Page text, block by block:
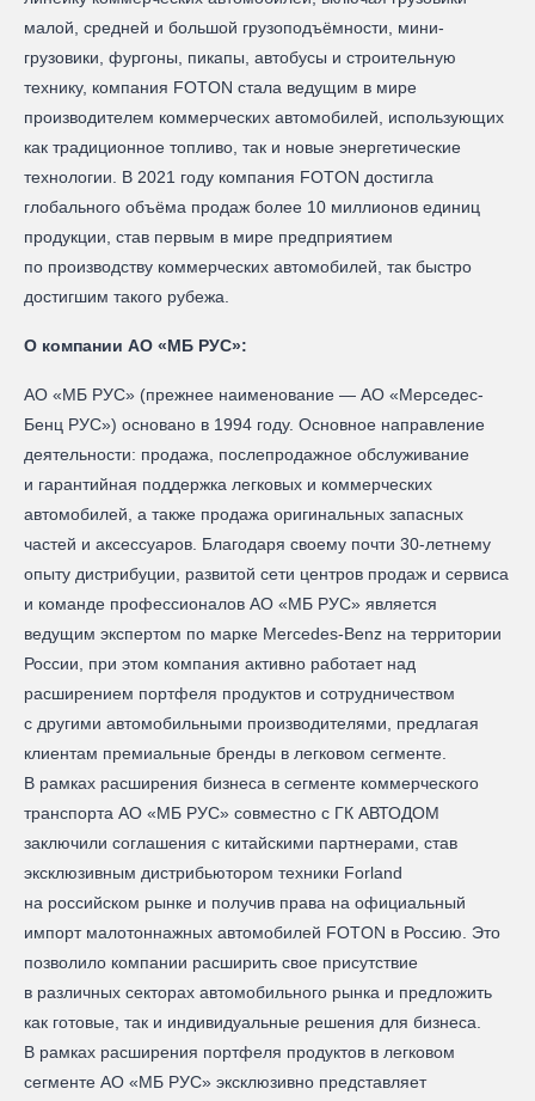
малой, средней и большой грузоподъёмности, мини-
грузовики, фургоны, пикапы, автобусы и строительную
технику, компания FOTON стала ведущим в мире
производителем коммерческих автомобилей, использующих
как традиционное топливо, так и новые энергетические
технологии. В 2021 году компания FOTON достигла
глобального объёма продаж более 10 миллионов единиц
продукции, став первым в мире предприятием
по производству коммерческих автомобилей, так быстро
достигшим такого рубежа.
О компании АО «МБ РУС»:
АО «МБ РУС» (прежнее наименование — AO «Мерседес-
Бенц РУC») основано в 1994 году. Основное направление
деятельности: продажа, послепродажное обслуживание
и гарантийная поддержка легковых и коммерческих
автомобилей, а также продажа оригинальных запасных
частей и аксессуаров. Благодаря своему почти 30-летнему
опыту дистрибуции, развитой сети центров продаж и сервиса
и команде профессионалов АО «МБ РУС» является
ведущим экспертом по марке Mercedes-Benz на территории
России, при этом компания активно работает над
расширением портфеля продуктов и сотрудничеством
с другими автомобильными производителями, предлагая
клиентам премиальные бренды в легковом сегменте.
В рамках расширения бизнеса в сегменте коммерческого
транспорта АО «МБ РУС» совместно с ГК АВТОДОМ
заключили соглашения с китайскими партнерами, став
эксклюзивным дистрибьютором техники Forland
на российском рынке и получив права на официальный
импорт малотоннажных автомобилей FOTON в Россию. Это
позволило компании расширить свое присутствие
в различных секторах автомобильного рынка и предложить
как готовые, так и индивидуальные решения для бизнеса.
В рамках расширения портфеля продуктов в легковом
сегменте АО «МБ РУС» эксклюзивно представляет